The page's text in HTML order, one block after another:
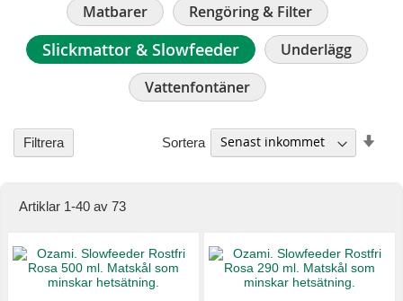
Matbarer
Rengöring & Filter
Slickmattor & Slowfeeder
Underlägg
Vattenfontäner
Filtrera
Artiklar 1-40 av 73
Sortera